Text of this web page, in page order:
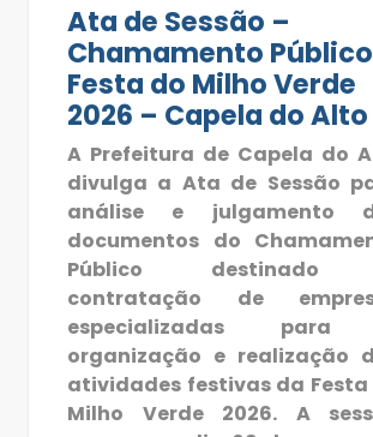
Ata de Sessão –
Chamamento
Festa do Milho Verde
2026 – Capela do Alto
A Prefeitura de Capela do
divulga a Ata de Sessão
análise e julgamento
documentos do
Público destinado
contratação de
especializadas
organização e realização
atividades festivas da Festa
Milho Verde 2026. A